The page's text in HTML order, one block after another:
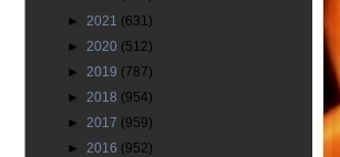
► 2021 (631)
► 2020 (512)
► 2019 (787)
► 2018 (954)
► 2017 (959)
► 2016 (952)